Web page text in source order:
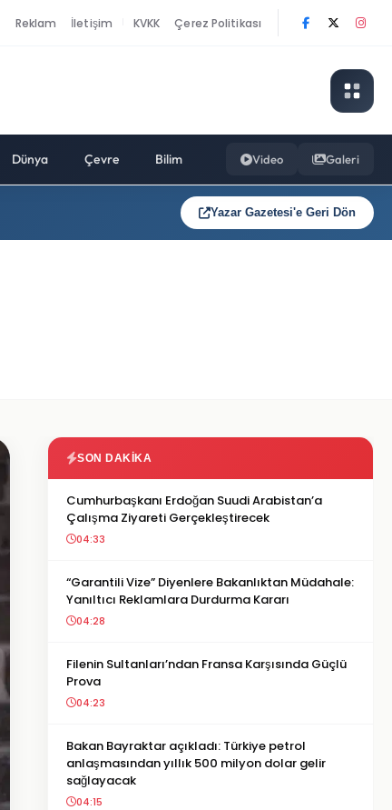
Reklam İletişim KVKK Çerez Politikası
Dünya Çevre Bilim Video Galeri
Yazar Gazetesi'e Geri Dön
SON DAKIKA
Cumhurbaşkanı Erdoğan Suudi Arabistan’a
Çalışma Ziyareti Gerçekleştirecek
04:33
“Garantili Vize” Diyenlere Bakanlıktan Müdahale:
Yanıltıcı Reklamlara Durdurma Kararı
04:28
Filenin Sultanları’ndan Fransa Karşısında Güçlü
Prova
04:23
Bakan Bayraktar açıkladı: Türkiye petrol
anlaşmasından yıllık 500 milyon dolar gelir
sağlayacak
04:15